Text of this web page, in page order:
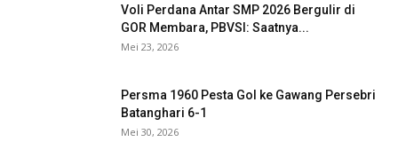
Voli Perdana Antar SMP 2026 Bergulir di
GOR Membara, PBVSI: Saatnya...
Mei 23, 2026
Persma 1960 Pesta Gol ke Gawang Persebri
Batanghari 6-1
Mei 30, 2026